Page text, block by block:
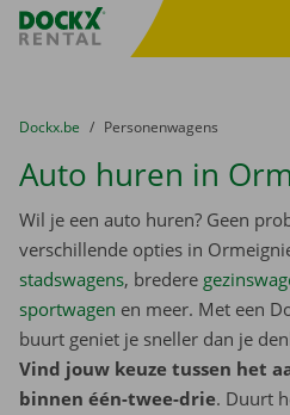
Fratello DEMO
U bevindt zich hier:
van
Dockx.be naar
Personenwagens
Auto huren in
Wil je een auto huren? Geen
verschillende opties in
stadswagens, bredere
sportwagen en meer. Met een
buurt geniet je sneller dan je
Vind jouw keuze tussen het
binnen één-twee-drie. Duurt